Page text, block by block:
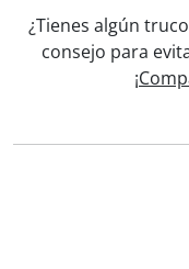
¿Tienes algún
consejo para